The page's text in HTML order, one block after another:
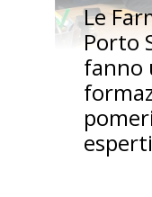
Le
Porto
fanno